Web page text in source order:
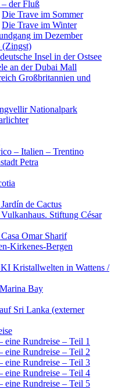
– der Fluß
Die Trave im Sommer
Die Trave im Winter
im Dezember
(Zingst)
Insel in der Ostsee
an der Dubai Mall
Großbritannien und
Nationalpark
– Italien – Trentino
Petra
de Cactus
Stiftung César
Omar Sharif
Kirkenes-Bergen
Kristallwelten in Wattens /
Bay
Sri Lanka (externer
eine Rundreise – Teil 1
eine Rundreise – Teil 2
eine Rundreise – Teil 3
eine Rundreise – Teil 4
eine Rundreise – Teil 5